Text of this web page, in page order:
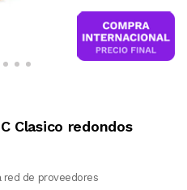
Clasico redondos
de proveedores